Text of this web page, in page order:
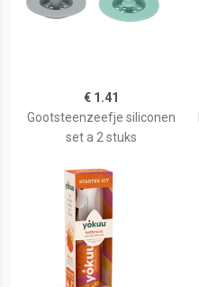
€ 1.41
Gootsteenzeefje siliconen
set a 2 stuks